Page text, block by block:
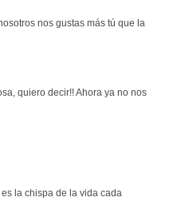
nos gustas más tú que la
quiero decir!! Ahora ya no nos
la chispa de la vida cada